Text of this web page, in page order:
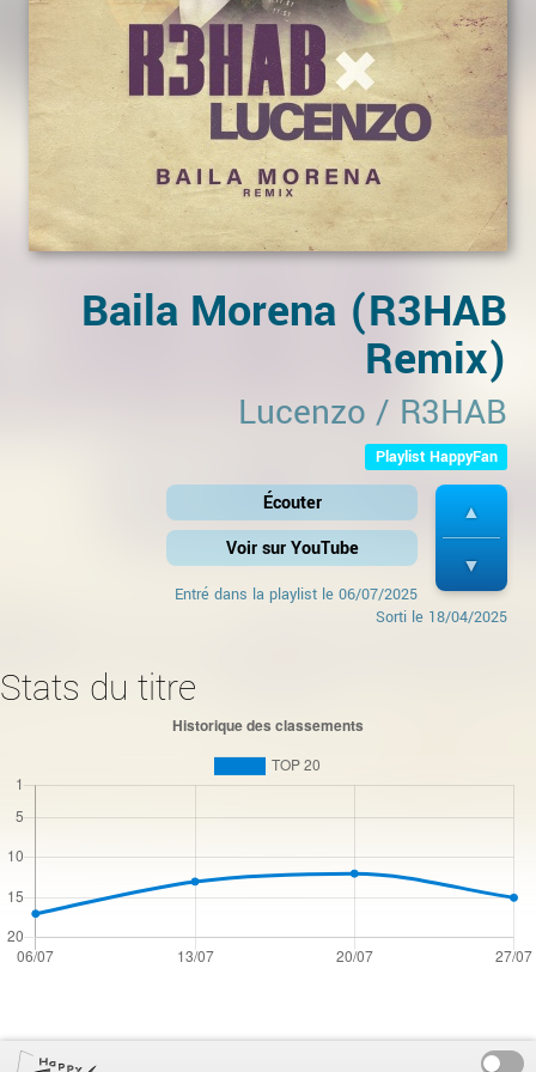
Baila Morena (R3HAB
Remix)
Lucenzo / R3HAB
Playlist HappyFan
Écouter
Voir sur YouTube
Entré dans la playlist le 06/07/2025
Sorti le 18/04/2025
Stats du titre
On